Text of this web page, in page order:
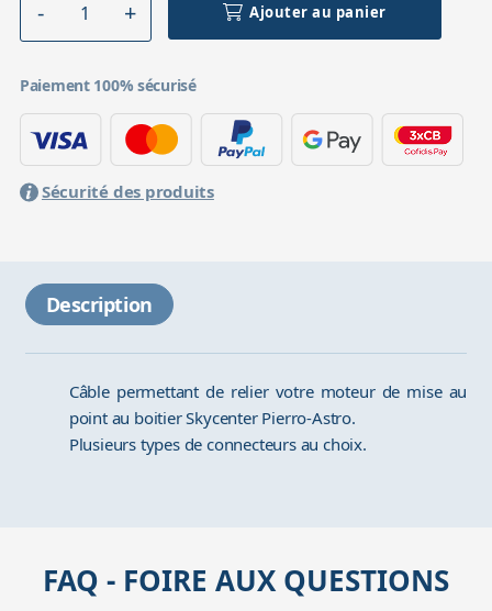
Ajouter au panier
Paiement 100% sécurisé
Sécurité des produits
Description
Câble permettant de relier votre moteur de mise au
point au boitier Skycenter Pierro-Astro.
Plusieurs types de connecteurs au choix.
FAQ - FOIRE AUX QUESTIONS